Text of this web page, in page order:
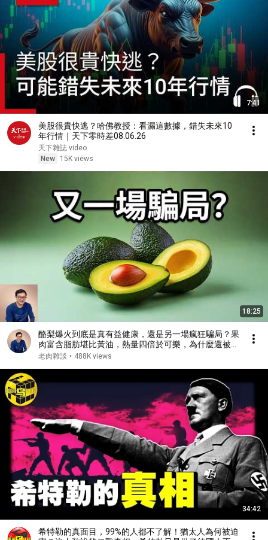
7:41
美股很貴快逃？哈佛教授：看漏這數據，錯失未來10
年行情｜天下零時差08.06.26
天下雜誌 video
New
15K views
18:25
酪梨爆火到底是真有益健康，還是另一場瘋狂騙局？果
肉富含脂肪堪比黃油，熱量四倍於可樂，為什麼還被營
養學家推崇？【老肉雜談】#水果 #知識 #美食 #健康
老肉雜談 • 488K views
34:42
希特勒的真面目，99%的人都不了解！猶太人為何被迫